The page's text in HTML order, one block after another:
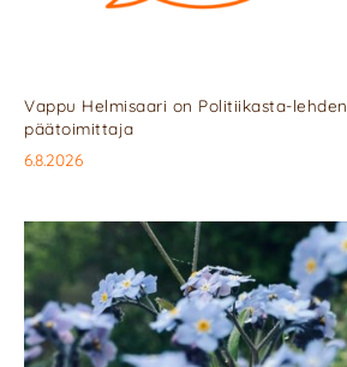
Vappu Helmisaari on Politiikasta-
päätoimittaja
6.8.2026